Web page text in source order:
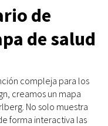
de
de salud
compleja para los
creamos un mapa
No solo muestra
forma interactiva las